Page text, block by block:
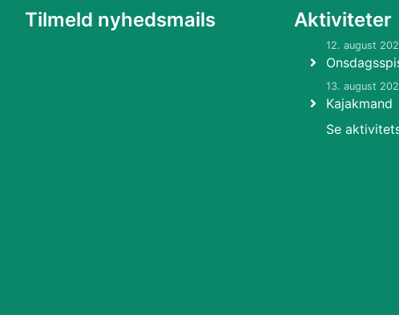
Tilmeld nyhedsmails Aktiviteter
12. august
13. august
Kajakmand
Se